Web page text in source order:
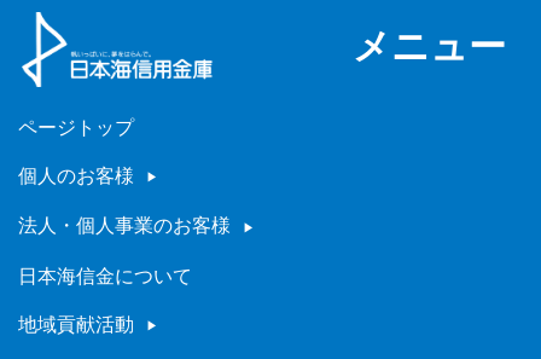
メニュー
ページトップ
個人のお客様
法人・個人事業のお客様
日本海信金について
地域貢献活動